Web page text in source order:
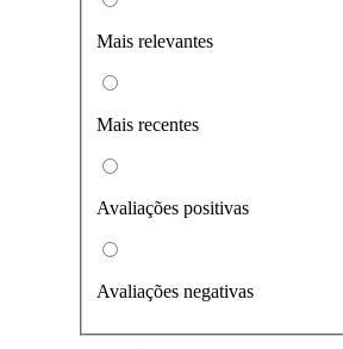
Mais relevantes
Mais recentes
Avaliações positivas
Avaliações negativas